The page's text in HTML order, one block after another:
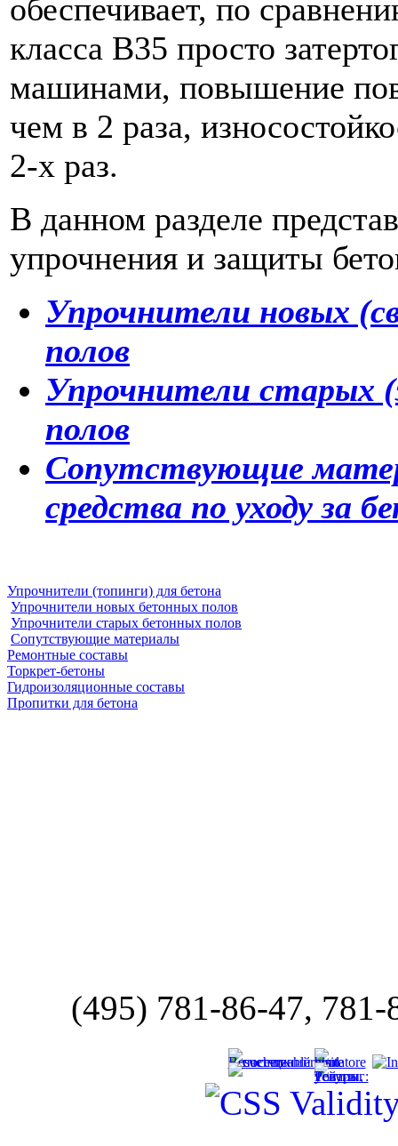
обеспечивает, по
класса В35 просто
машинами, повышение
чем в 2 раза,
2-х раз.
В данном разделе
упрочнения и защиты
Упрочнители новых
полов
Упрочнители старых
полов
Сопутствующие
средства по уходу за
Упрочнители (топинги) для бетона
Упрочнители новых бетонных полов
Упрочнители старых бетонных полов
Сопутствующие материалы
Ремонтные составы
Торкрет-бетоны
Гидроизоляционные составы
Пропитки для бетона
(495) 781-86-47,